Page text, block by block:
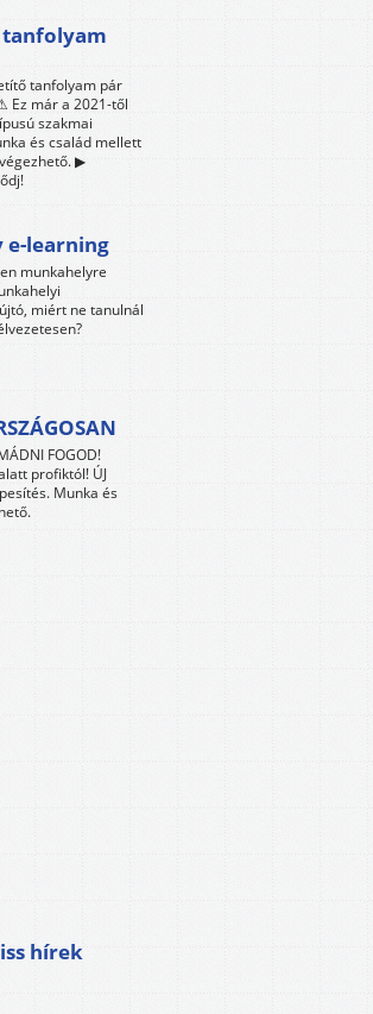
tanfolyam
tanfolyam pár
Ez már a 2021-től
szakmai
és család mellett
▶
e-learning
munkahelyre
miért ne tanulnál
FOGOD!
profiktól! ÚJ
Munka és
hírek